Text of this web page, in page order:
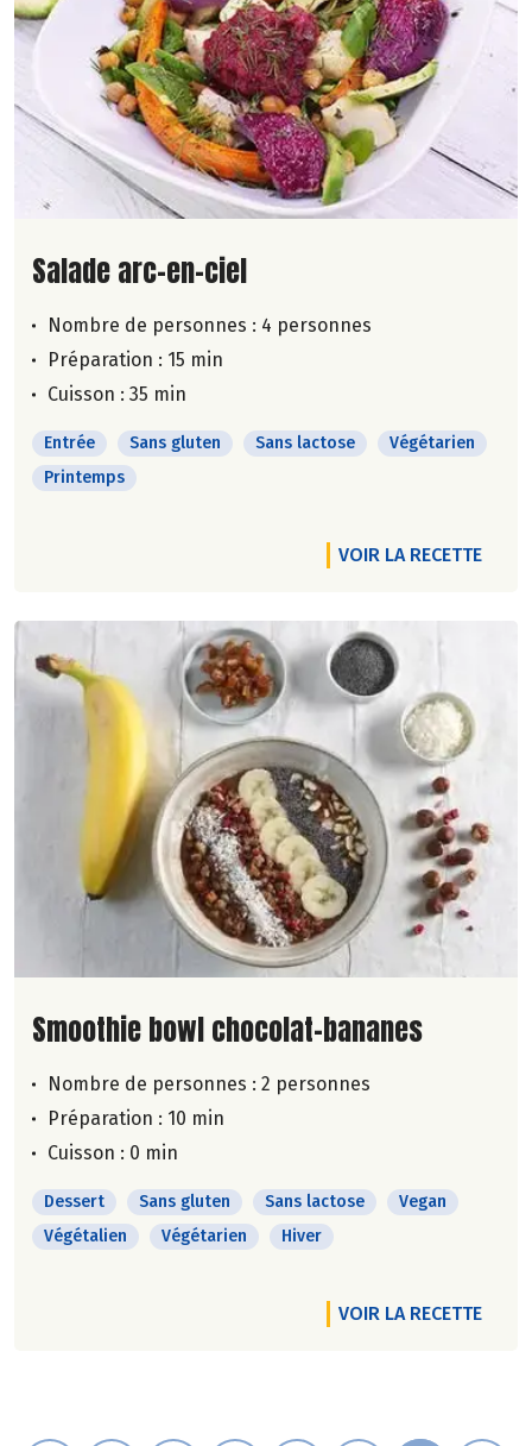
Lire la suite de la recette
Salade arc-en-ciel
Nombre de personnes : 4 personnes
Préparation : 15 min
Cuisson : 35 min
Entrée Sans gluten Sans lactose
Végétarien
Printemps
VOIR LA RECETTE
Lire la suite de la recette
Smoothie bowl chocolat-bananes
Nombre de personnes : 2 personnes
Préparation : 10 min
Cuisson : 0 min
Dessert Sans gluten Sans lactose
Vegan
Végétalien
Végétarien Hiver
VOIR LA RECETTE